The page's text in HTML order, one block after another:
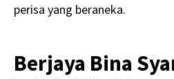
perisa yang beraneka.
Berjaya Bina